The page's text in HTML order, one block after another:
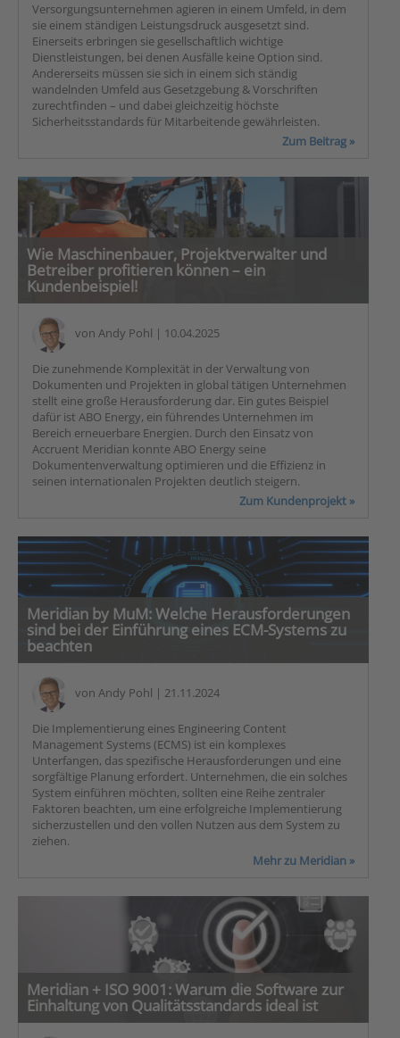
Versorgungsunternehmen agieren in einem Umfeld, in dem
sie einem ständigen Leistungsdruck ausgesetzt sind.
Einerseits erbringen sie gesellschaftlich wichtige
Dienstleistungen, bei denen Ausfälle keine Option sind.
Andererseits müssen sie sich in einem sich ständig
wandelnden Umfeld aus Gesetzgebung & Vorschriften
zurechtfinden – und dabei gleichzeitig höchste
Sicherheitsstandards für Mitarbeitende gewährleisten.
Zum Beitrag »
Wie Maschinenbauer, Projektverwalter und
Betreiber profitieren können – ein
Kundenbeispiel!
von Andy Pohl | 10.04.2025
Die zunehmende Komplexität in der Verwaltung von
Dokumenten und Projekten in global tätigen Unternehmen
stellt eine große Herausforderung dar. Ein gutes Beispiel
dafür ist ABO Energy, ein führendes Unternehmen im
Bereich erneuerbare Energien. Durch den Einsatz von
Accruent Meridian konnte ABO Energy seine
Dokumentenverwaltung optimieren und die Effizienz in
seinen internationalen Projekten deutlich steigern.
Zum Kundenprojekt »
Meridian by MuM: Welche Herausforderungen
sind bei der Einführung eines ECM-Systems zu
beachten
von Andy Pohl | 21.11.2024
Die Implementierung eines Engineering Content
Management Systems (ECMS) ist ein komplexes
Unterfangen, das spezifische Herausforderungen und eine
sorgfältige Planung erfordert. Unternehmen, die ein solches
System einführen möchten, sollten eine Reihe zentraler
Faktoren beachten, um eine erfolgreiche Implementierung
sicherzustellen und den vollen Nutzen aus dem System zu
ziehen.
Mehr zu Meridian »
Meridian + ISO 9001: Warum die Software zur
Einhaltung von Qualitätsstandards ideal ist